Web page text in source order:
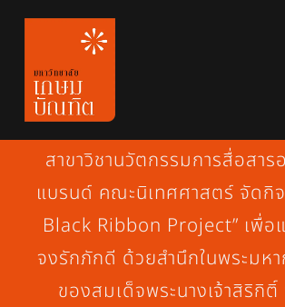
Skip
content
หลักสูตร
ข่าวสาร
เกี่ยวกับมหาวิทยาลัย
ติดต่อเรา
สาขาวิชานวัตกรรมการสื่อสาร
แบรนด์ คณะนิเทศศาสตร์ จัดกิ
Black Ribbon Project” เพื่อ
จงรักภักดี ด้วยสำนึกในพระม
ของสมเด็จพระนางเจ้าสิริกิ